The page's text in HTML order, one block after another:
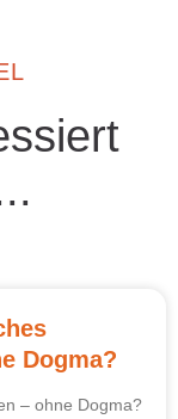
Dogma?
– ohne Dogma?